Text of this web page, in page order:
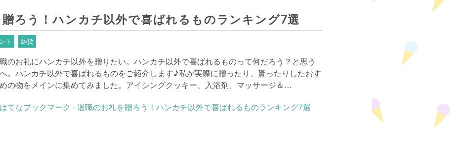
ろう！ハンカチ以外で喜ばれるものランキング7選
ト 雑貨
のお礼にハンカチ以外を贈りたい。ハンカチ以外で喜ばれるものって何だろう？と思う
。ハンカチ以外で喜ばれるものをご紹介します♪私が実際に贈ったり、貰ったりしたおす
の物をメインに集めてみました。アイシングクッキー、入浴剤、マッサージ＆…